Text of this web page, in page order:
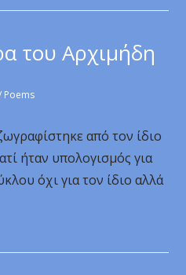
του Αρχιμήδη
Poems
από τον ίδιο
ήταν υπολογισμός για
όχι για τον ίδιο αλλά